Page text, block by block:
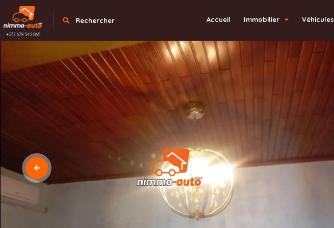
+237 678 542 065
Rechercher Accueil Immobilier Véhicules